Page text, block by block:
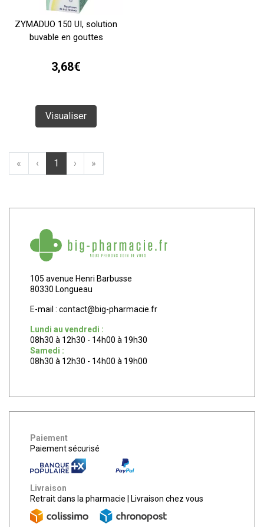
ZYMADUO 150 UI, solution
buvable en gouttes
3,68€
Visualiser
« ‹ 1 › »
105 avenue Henri Barbusse
80330 Longueau
E-mail : contact@big-pharmacie.fr
Lundi au vendredi :
08h30 à 12h30 - 14h00 à 19h30
Samedi :
08h30 à 12h30 - 14h00 à 19h00
Paiement
Paiement sécurisé
Livraison
Retrait dans la pharmacie
Livraison chez vous